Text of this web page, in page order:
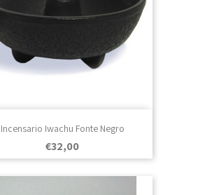
Incensario Iwachu Fonte Negro
Prezo
€32,00